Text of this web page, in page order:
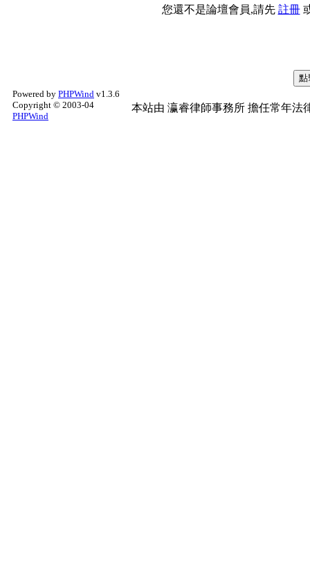
您還不是論壇會員,請先 註冊
Powered by PHPWind v1.3.6
Copyright © 2003-04
PHPWind
本站由 瀛睿律師事務所 擔任常年法